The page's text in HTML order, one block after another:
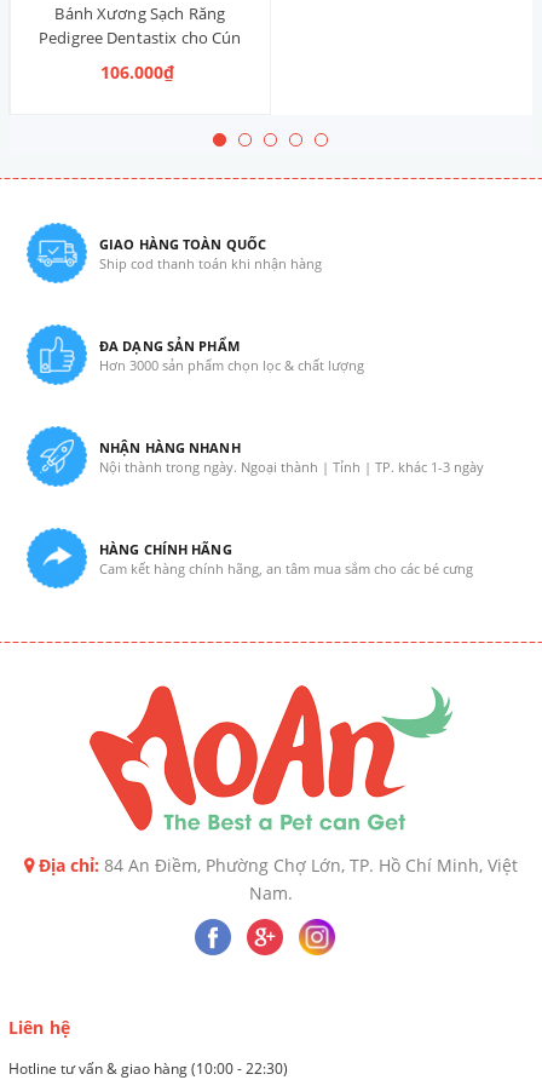
Bánh Xương Sạch Răng
Pedigree Dentastix cho Cún
vừa 210g (14 Thanh, Vị Truyền
Thống)
106.000₫
GIAO HÀNG TOÀN QUỐC
Ship cod thanh toán khi nhận hàng
ĐA DẠNG SẢN PHẨM
Hơn 3000 sản phẩm chọn lọc & chất lượng
NHẬN HÀNG NHANH
Nội thành trong ngày. Ngoại thành | Tỉnh | TP. khác 1-3 ngày
HÀNG CHÍNH HÃNG
Cam kết hàng chính hãng, an tâm mua sắm cho các bé cưng
Địa chỉ: 84 An Điềm, Phường Chợ Lớn, TP. Hồ Chí Minh, Việt
Nam.
Liên hệ
Hotline tư vấn & giao hàng (10:00 - 22:30)